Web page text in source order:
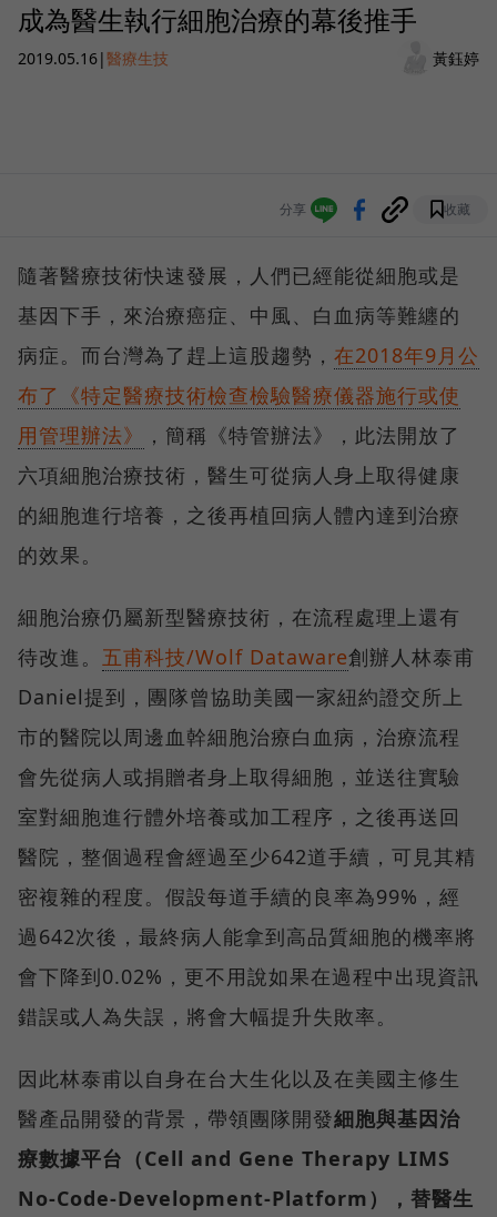
成為醫生執行細胞治療的幕後推手
2019.05.16|醫療生技 黃鈺婷
分享 收藏
隨著醫療技術快速發展，人們已經能從細胞或是
基因下手，來治療癌症、中風、白血病等難纏的
病症。而台灣為了趕上這股趨勢， 在2018年9月公
布了《特定醫療技術檢查檢驗醫療儀器施行或使
用管理辦法》
，簡稱《特管辦法》，此法開放了
六項細胞治療技術，醫生可從病人身上取得健康
的細胞進行培養，之後再植回病人體內達到治療
的效果。
細胞治療仍屬新型醫療技術，在流程處理上還有
待改進。 五甫科技/Wolf Dataware創辦人林泰甫
Daniel提到，團隊曾協助美國一家紐約證交所上
市的醫院以周邊血幹細胞治療白血病，治療流程
會先從病人或捐贈者身上取得細胞，並送往實驗
室對細胞進行體外培養或加工程序，之後再送回
醫院，整個過程會經過至少642道手續，可見其精
密複雜的程度。假設每道手續的良率為99%，經
過642次後，最終病人能拿到高品質細胞的機率將
會下降到0.02%，更不用說如果在過程中出現資訊
錯誤或人為失誤，將會大幅提升失敗率。
因此林泰甫以自身在台大生化以及在美國主修生
醫產品開發的背景，帶領團隊開發細胞與基因治
療數據平台（Cell and Gene Therapy LIMS
No-Code-Development-Platform），替醫生